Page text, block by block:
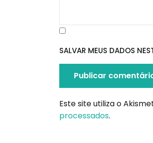
SALVAR MEUS DADOS
Este site utiliza o
processados.